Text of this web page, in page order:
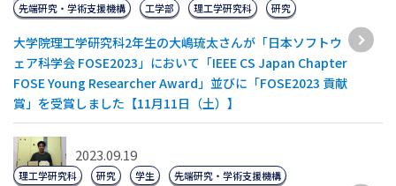
大学院理工学研究科2年生の大嶋琉太さんが「日本ソフトウ
ェア科学会 FOSE2023」において「IEEE CS Japan Chapter
FOSE Young Researcher Award」並びに「FOSE2023 貢献
賞」を受賞しました【11月11日（土）】
先端研究・学術支援機構 工学部 理工学研究科 研究
2023.09.19
理工学研究科 研究 学生 先端研究・学術支援機構